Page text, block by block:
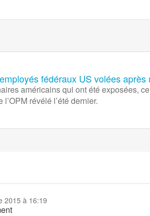
fédéraux US volées
américains qui ont été exposées,
révélé l’été dernier.
2015 à 16:19